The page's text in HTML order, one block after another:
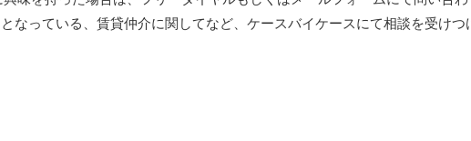
なっている、賃貸仲介に関してなど、ケースバイケースにて相談を受けつ